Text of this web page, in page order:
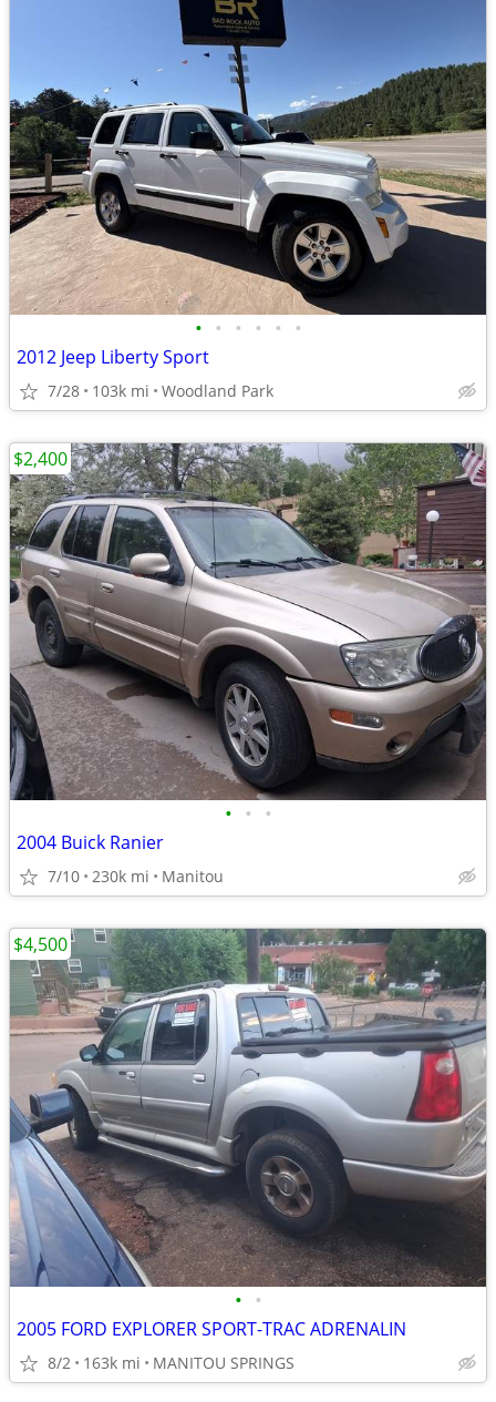
• • • • • •
2012 Jeep Liberty Sport
7/28 103k mi Woodland Park
• • •
2004 Buick Ranier
7/10 230k mi Manitou
$2,400
• •
2005 FORD EXPLORER SPORT-TRAC ADRENALIN
8/2 163k mi MANITOU SPRINGS
$4,500